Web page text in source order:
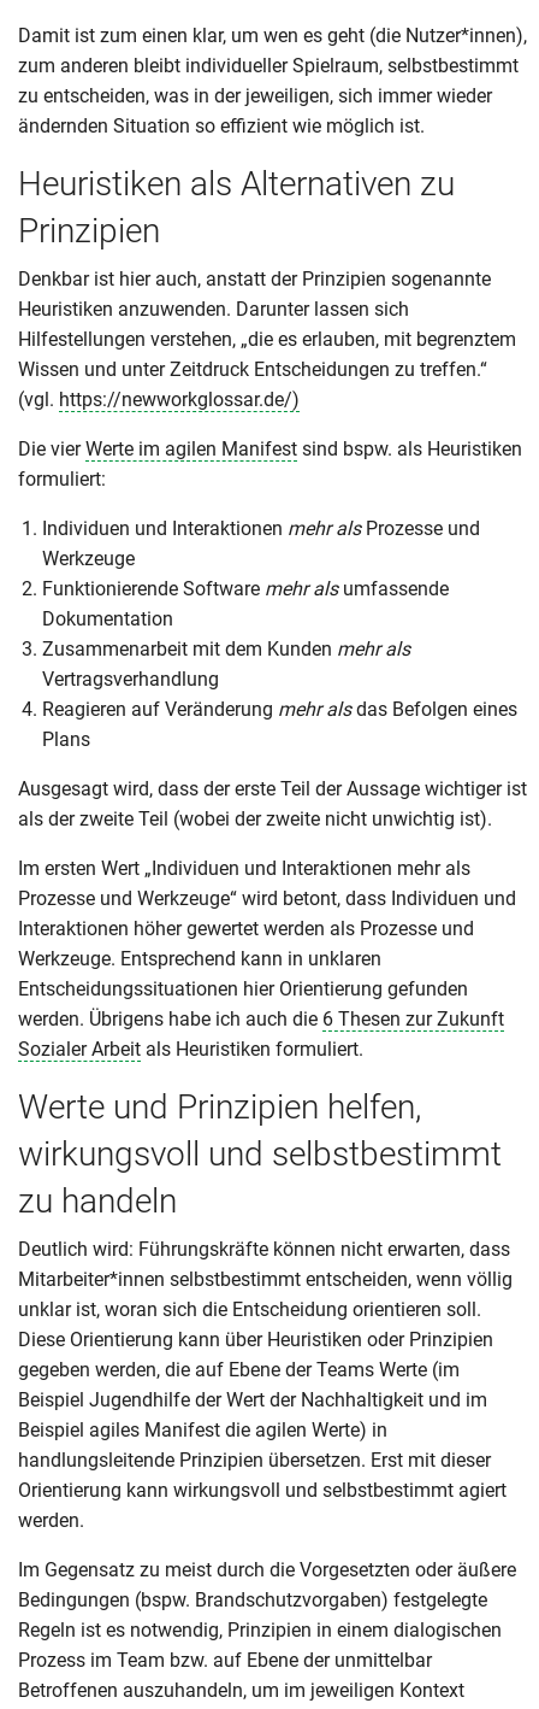
Damit ist zum einen klar, um wen es geht (die Nutzer*innen),
zum anderen bleibt individueller Spielraum, selbstbestimmt
zu entscheiden, was in der jeweiligen, sich immer wieder
ändernden Situation so effizient wie möglich ist.
Heuristiken als Alternativen zu
Prinzipien
Denkbar ist hier auch, anstatt der Prinzipien sogenannte
Heuristiken anzuwenden. Darunter lassen sich
Hilfestellungen verstehen, „die es erlauben, mit begrenztem
Wissen und unter Zeitdruck Entscheidungen zu treffen.“
(vgl. https://newworkglossar.de/)
Die vierWerte im agilen Manifest sind bspw. als Heuristiken
formuliert:
Individuen und Interaktionen mehr alsProzesse und
Werkzeuge
Funktionierende Software mehr alsumfassende
Dokumentation
Zusammenarbeit mit dem Kunden mehr als
Vertragsverhandlung
Reagieren auf Veränderung mehr alsdas Befolgen eines
Plans
Ausgesagt wird, dass der erste Teil der Aussage wichtiger ist
als der zweite Teil (wobei der zweite nicht unwichtig ist).
Im ersten Wert „Individuen und Interaktionen mehr als
Prozesse und Werkzeuge“ wird betont, dass Individuen und
Interaktionen höher gewertet werden als Prozesse und
Werkzeuge. Entsprechend kann in unklaren
Entscheidungssituationen hier Orientierung gefunden
werden. Übrigens habe ich auch die 6 Thesen zur Zukunft
Sozialer Arbeit als Heuristiken formuliert.
Werte und Prinzipien helfen,
wirkungsvoll und selbstbestimmt
zu handeln
Deutlich wird: Führungskräfte können nicht erwarten, dass
Mitarbeiter*innen selbstbestimmt entscheiden, wenn völlig
unklar ist, woran sich die Entscheidung orientieren soll.
Diese Orientierung kann über Heuristiken oder Prinzipien
gegeben werden, die auf Ebene der Teams Werte (im
Beispiel Jugendhilfe der Wert der Nachhaltigkeit und im
Beispiel agiles Manifest die agilen Werte) in
handlungsleitende Prinzipien übersetzen. Erst mit dieser
Orientierung kann wirkungsvoll und selbstbestimmt agiert
werden.
Im Gegensatz zu meist durch die Vorgesetzten oder äußere
Bedingungen (bspw. Brandschutzvorgaben) festgelegte
Regeln ist es notwendig, Prinzipien in einem dialogischen
Prozess im Team bzw. auf Ebene der unmittelbar
Betroffenen auszuhandeln, um im jeweiligen Kontext